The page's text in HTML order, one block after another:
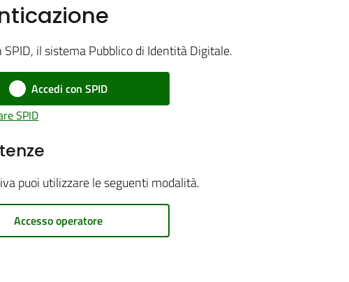
SPID, il sistema Pubblico di Identità Digitale.
Accedi con SPID
SPID
puoi utilizzare le seguenti modalità.
Accesso operatore